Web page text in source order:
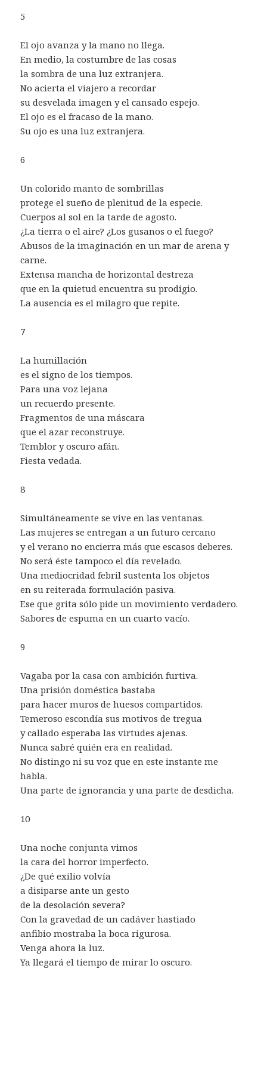
5
El ojo avanza y la mano no llega.
En medio, la costumbre de las cosas
la sombra de una luz extranjera.
No acierta el viajero a recordar
su desvelada imagen y el cansado espejo.
El ojo es el fracaso de la mano.
Su ojo es una luz extranjera.
6
Un colorido manto de sombrillas
protege el sueño de plenitud de la especie.
Cuerpos al sol en la tarde de agosto.
¿La tierra o el aire? ¿Los gusanos o el fuego?
Abusos de la imaginación en un mar de arena y
carne.
Extensa mancha de horizontal destreza
que en la quietud encuentra su prodigio.
La ausencia es el milagro que repite.
7
La humillación
es el signo de los tiempos.
Para una voz lejana
un recuerdo presente.
Fragmentos de una máscara
que el azar reconstruye.
Temblor y oscuro afán.
Fiesta vedada.
8
Simultáneamente se vive en las ventanas.
Las mujeres se entregan a un futuro cercano
y el verano no encierra más que escasos deberes.
No será éste tampoco el día revelado.
Una mediocridad febril sustenta los objetos
en su reiterada formulación pasiva.
Ese que grita sólo pide un movimiento verdadero.
Sabores de espuma en un cuarto vacío.
9
Vagaba por la casa con ambición furtiva.
Una prisión doméstica bastaba
para hacer muros de huesos compartidos.
Temeroso escondía sus motivos de tregua
y callado esperaba las virtudes ajenas.
Nunca sabré quién era en realidad.
No distingo ni su voz que en este instante me
habla.
Una parte de ignorancia y una parte de desdicha.
10
Una noche conjunta vimos
la cara del horror imperfecto.
¿De qué exilio volvía
a disiparse ante un gesto
de la desolación severa?
Con la gravedad de un cadáver hastiado
anfibio mostraba la boca rigurosa.
Venga ahora la luz.
Ya llegará el tiempo de mirar lo oscuro.